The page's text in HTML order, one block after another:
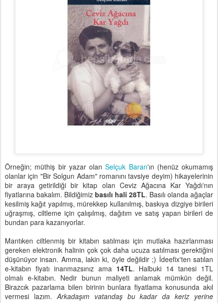
Örneğin; müthiş bir yazar olanSelçuk Baran'ın (henüz okumamış
olanlar için "Bir Solgun Adam" romanını tavsiye deyim) hikayelerinin
bir araya getirildiği bir kitap olan Ceviz Ağacına Kar Yağdı'nın
fiyatlarına bakalım. Bildiğimiz basılı hali 28TL. Basılı olanda ağaçlar
kesilmiş kağıt yapılmış, mürekkep kullanılmış, baskıya dizgiye birileri
uğraşmış, ciltleme için çalışılmış, dağıtım ve satış yapan birileri de
bundan para kazanıyorlar.
Mantıken ciltlenmiş bir kitabın satılması için mutlaka hazırlanması
gereken elektronik halinin çok çok daha ucuza satılması gerektiğini
düşünüyor insan. Amma, lakin ki, öyle değildir ;) İdeefix'ten satılan
e-kitabın fiyatı inanmazsınız ama 14TL. Halbuki 14 tanesi 1TL
olmalı e-kitabın. Nedir bunun maliyeti anlamak mümkün değil.
Birazcık pazarlama bilen birinin bunlara fiyatlama konusunda akıl
vermesi lazım.Arkadaşım vatandaş bu kadar da keriz yerine